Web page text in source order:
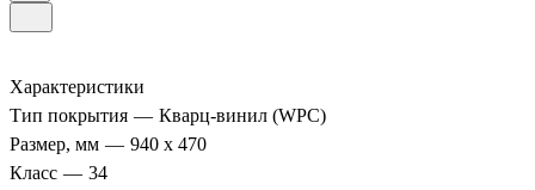
Характеристики
Тип покрытия — Кварц-винил (WPC)
Размер, мм — 940 х 470
Класс — 34